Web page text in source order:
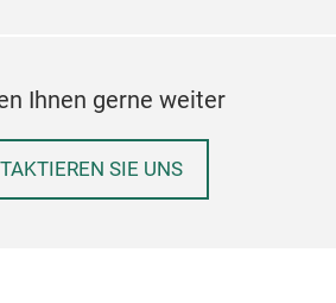
Ihnen gerne weiter
SIE UNS